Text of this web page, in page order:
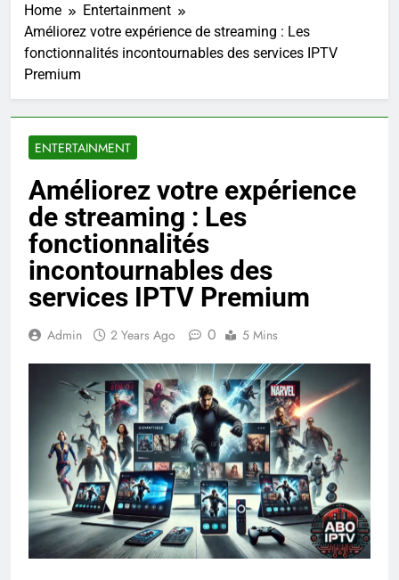
Home
Entertainment
Améliorez votre expérience de streaming : Les
fonctionnalités incontournables des services IPTV
Premium
ENTERTAINMENT
Améliorez votre expérience
de streaming : Les
fonctionnalités
incontournables des
services IPTV Premium
Admin 2 Years Ago 0 5 Mins